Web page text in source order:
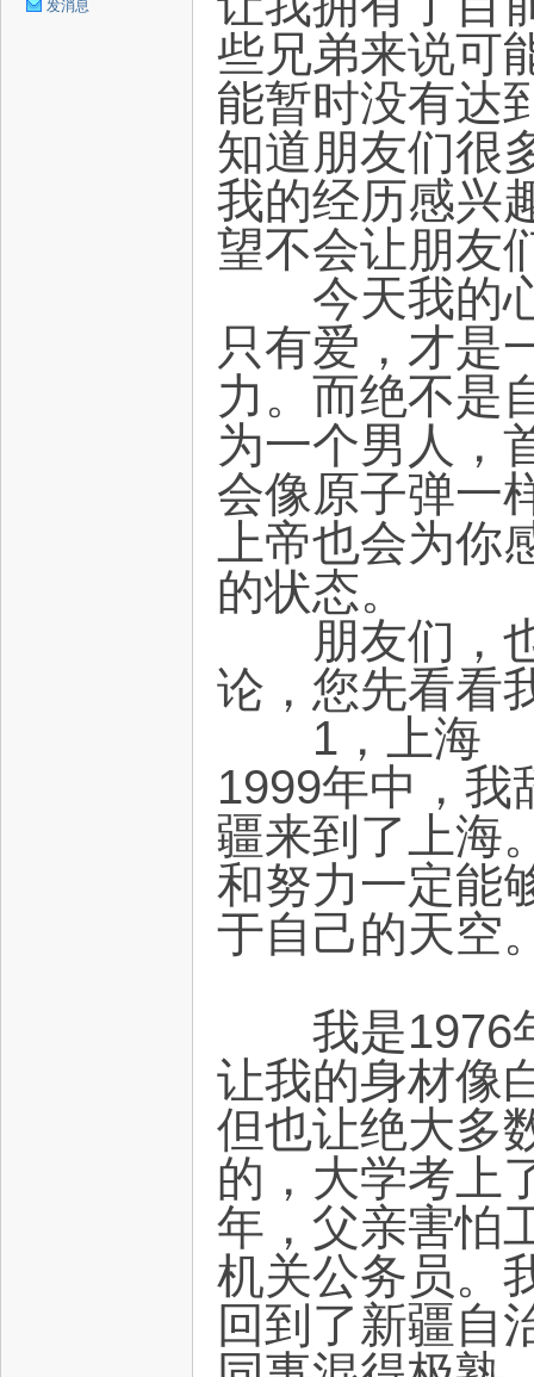
发消息
些兄弟来说可
能暂时没有达
知道朋友们很
我的经历感兴
望不会让朋友
今天我的心
只有爱，才是
力。而绝不是
为一个男人，
会像原子弹一
上帝也会为
的状态。
朋友们，也
论，您先看看
1，上海
1999年中，我
疆来到了上海
和努力一定能
于自己的天空
我是1976年
让我的身材像
但也让绝大多
的，大学考上
年，父亲害怕
机关公务员。
回到了新疆自